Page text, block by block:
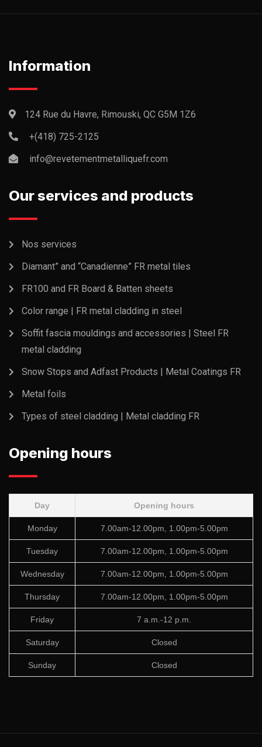
Information
124 Rue du Havre, Rimouski, QC G5M 1Z6
+(418) 725-2125
info@revetementmetalliquefr.com
Our services and products
Nos services
Diamant” and “Canadienne” FR metal tiles
FR100 and FR Board & Batten sheets
Color range | FR metal cladding in steel
Soffit fascia mouldings and accessories | Steel FR
metal cladding
Snow Stops and Adfast Products | Metal Coatings FR
Metal foils
Types of steel cladding | Metal cladding FR
Opening hours
Day Opening hours
Monday 7.00am-12.00pm, 1.00pm-5.00pm
Tuesday 7.00am-12.00pm, 1.00pm-5.00pm
Wednesday 7.00am-12.00pm, 1.00pm-5.00pm
Thursday 7.00am-12.00pm, 1.00pm-5.00pm
Friday 7 a.m.-12 p.m.
Saturday Closed
Sunday Closed